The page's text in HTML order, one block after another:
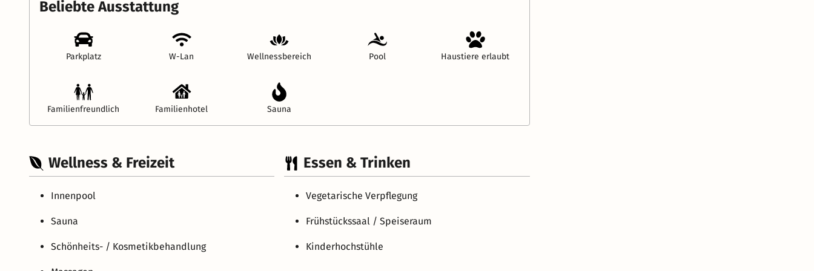
Beliebte Ausstattung
Parkplatz W-Lan Wellnessbereich Pool Haustiere erlaubt
Familienfreundlich Familienhotel Sauna
Wellness & Freizeit
Innenpool
Sauna
Schönheits- / Kosmetikbehandlung
Essen & Trinken
Vegetarische Verpflegung
Frühstückssaal / Speiseraum
Kinderhochstühle